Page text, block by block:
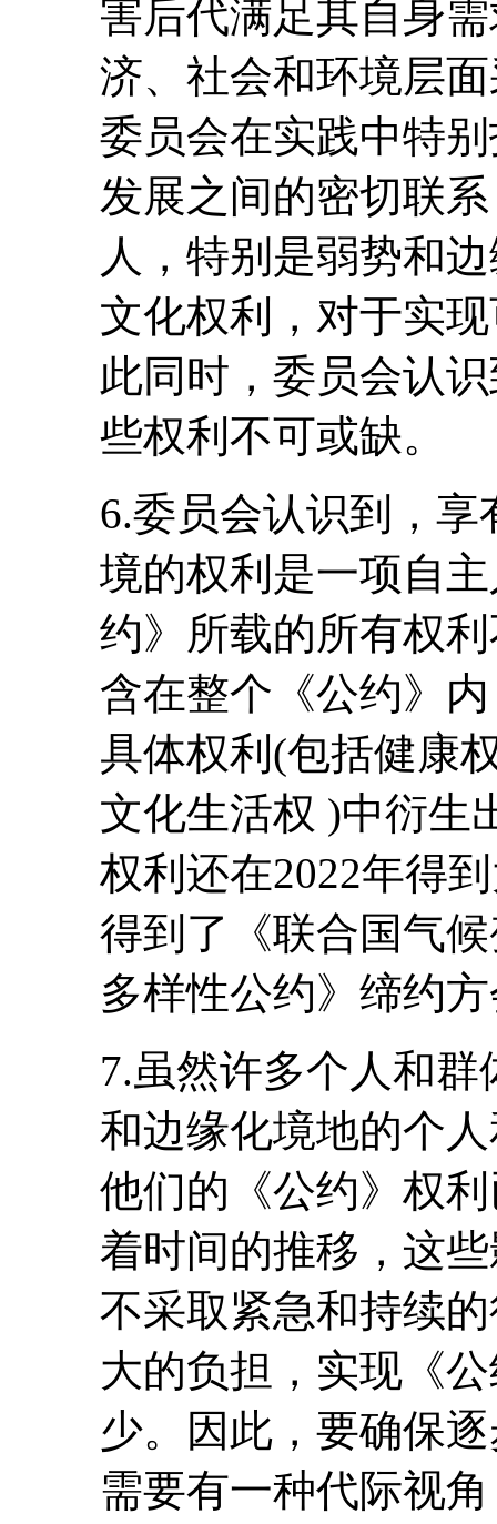
害后代满足其自身
济、社会和环境层
委员会在实践中特
发展之间的密切联
人，特别是弱势和
文化权利，对于实
此同时，委员会认
些权利不可或缺。
6.委员会认识到，
境的权利是一项自
约》所载的所有权
含在整个《公约》
具体权利(包括健康
文化生活权 )中衍生
权利还在2022年得
得到了《联合国气
多样性公约》缔约
7.虽然许多个人和
和边缘化境地的个
他们的《公约》权
着时间的推移，这
不采取紧急和持续
大的负担，实现《
少。因此，要确保
需要有一种代际视